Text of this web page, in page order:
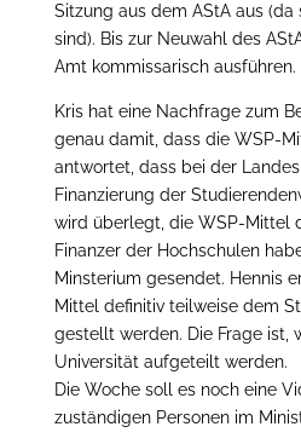
Sitzung aus dem AStA aus
sind). Bis zur Neuwahl des
Amt kommissarisch ausführen.
Kris hat eine Nachfrage zum
genau damit, dass die WSP-
antwortet, dass bei der
Finanzierung der
wird überlegt, die WSP-Mittel
Finanzer der Hochschulen
Minsterium gesendet. Hennis
Mittel definitiv teilweise dem
gestellt werden. Die Frage ist,
Universität aufgeteilt werden.
Die Woche soll es noch eine
zuständigen Personen im